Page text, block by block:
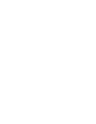
mit Ämtern
oder im
im privaten
werden, bzw.
Vertrauen